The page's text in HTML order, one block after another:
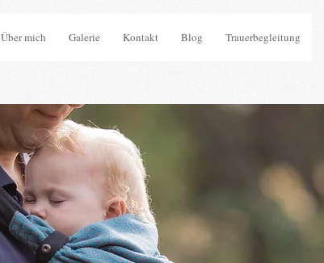
Über mich Galerie Kontakt Blog Trauerbegleitung